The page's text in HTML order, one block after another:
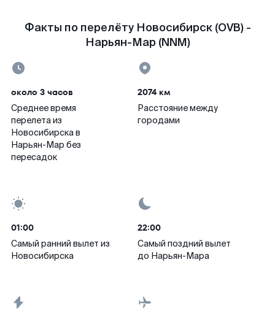
Факты по перелёту Новосибирск (OVB) -
Нарьян-Мар (NNM)
около 3 часов
Среднее время
перелета из
Новосибирска в
Нарьян-Мар без
пересадок
2074 км
Расстояние между
городами
01:00
Самый ранний вылет из
Новосибирска
22:00
Самый поздний вылет
до Нарьян-Мара